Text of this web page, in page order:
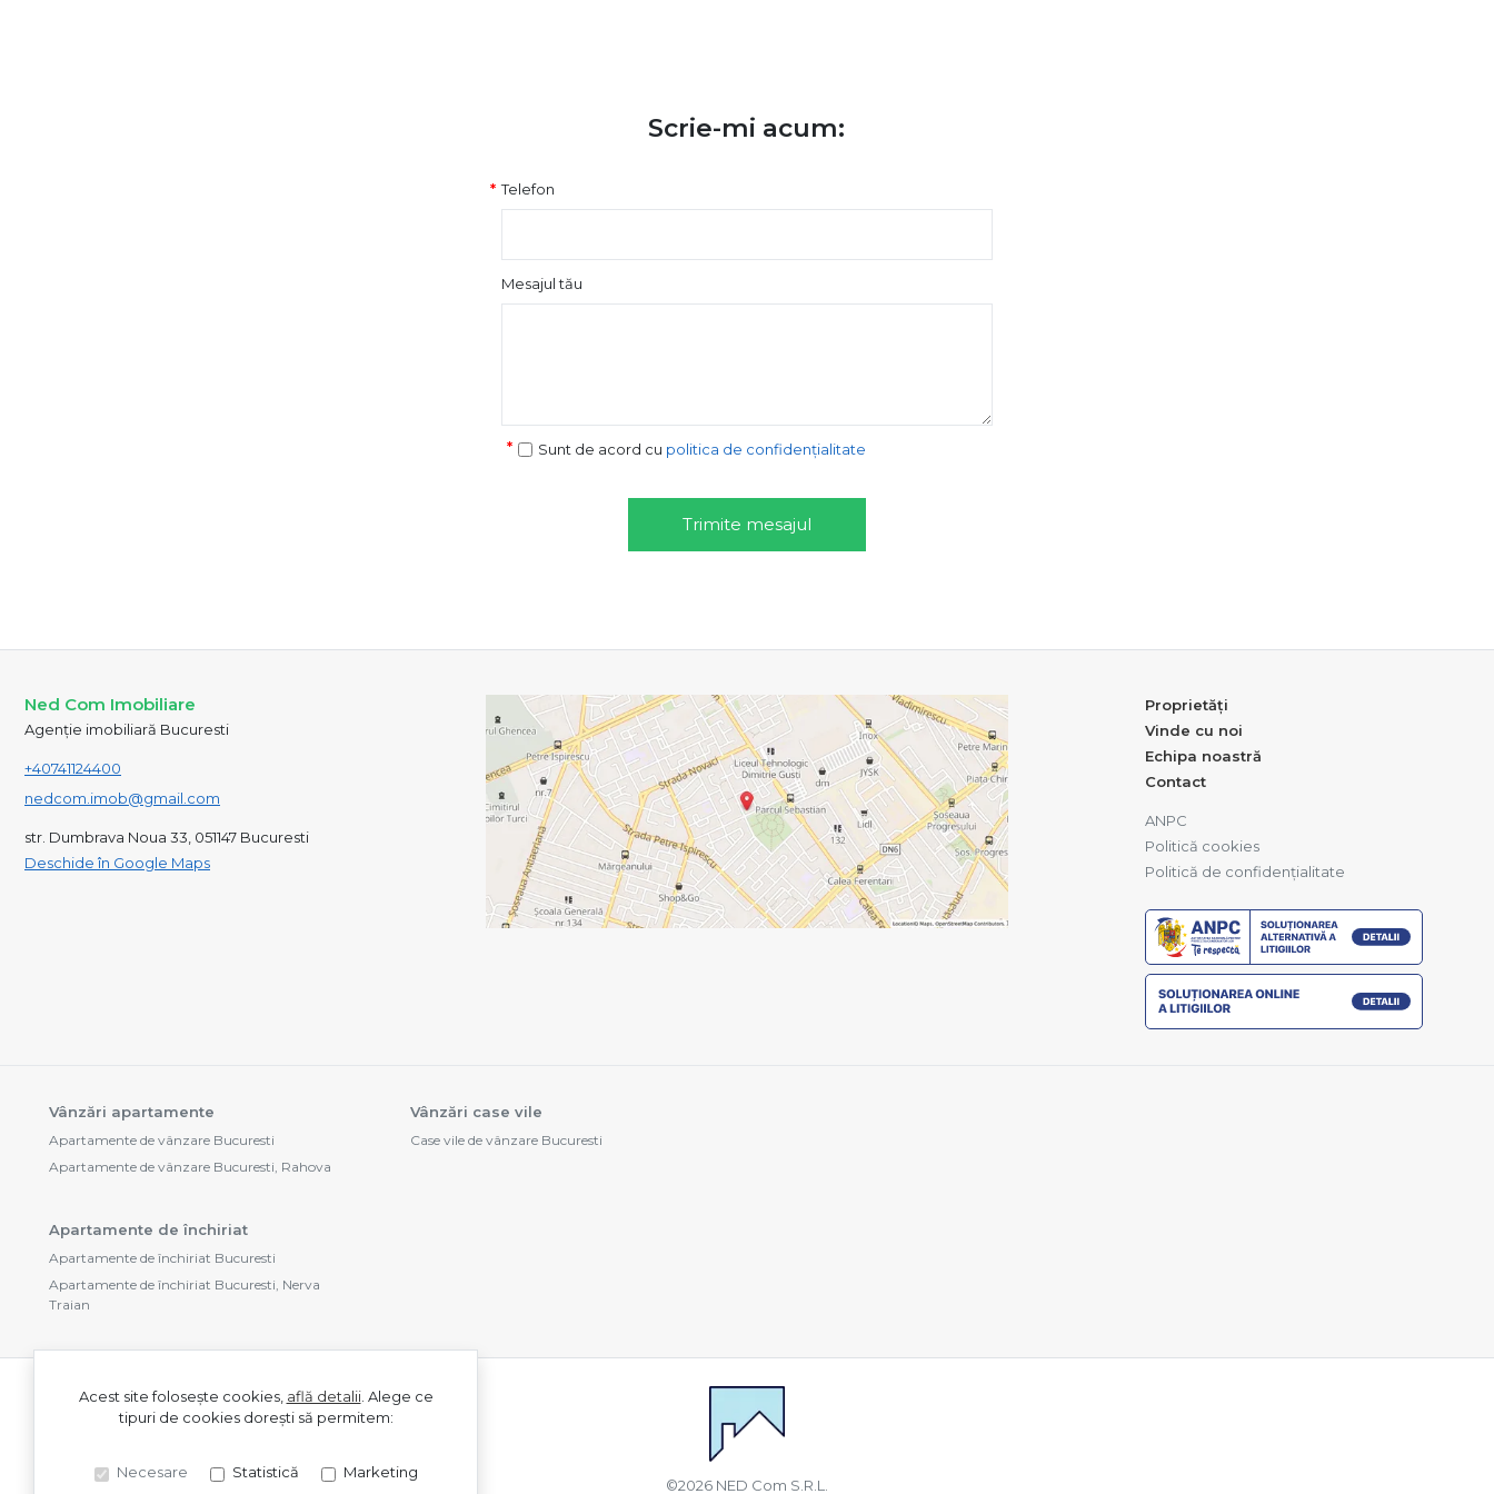
Scrie-mi acum:
Telefon
Mesajul tău
Sunt de acord cu politica de confidențialitate
Trimite mesajul
Ned Com Imobiliare
Agenție imobiliară Bucuresti
+40741124400
nedcom.imob@gmail.com
str. Dumbrava Noua 33, 051147 Bucuresti
Deschide în Google Maps
Proprietăți
Vinde cu noi
Echipa noastră
Contact
ANPC
Politică cookies
Politică de confidențialitate
Vânzări apartamente
Apartamente de vânzare Bucuresti
Apartamente de vânzare Bucuresti, Rahova
Vânzări case vile
Case vile de vânzare Bucuresti
Apartamente de închiriat
Apartamente de închiriat Bucuresti
Apartamente de închiriat Bucuresti, Nerva
Traian
©2026 NED Com S.R.L.
Acest site folosește cookies, află detalii. Alege ce
tipuri de cookies dorești să permitem:
Necesare Statistică Marketing